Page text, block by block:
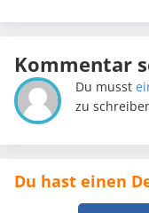
Kommentar
Du musst
zu
Du hast einen